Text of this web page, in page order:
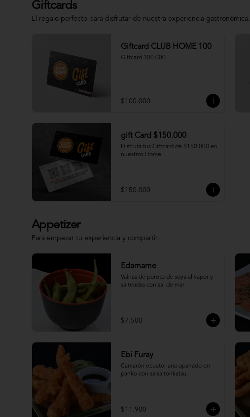
Giftcards
El regalo perfecto para disfrutar de nuestra experiencia gastronómica.
Giftcard CLUB HOME 100
Giftcard 100.000
$100.000
gift Card $150.000
Disfruta tus Giftcard de $150.000 en
nuestros Home
$150.000
Appetizer
Para empezar tu experiencia y compartir.
Edamame
Vainas de poroto de soya al vapor y
salteadas con sal de mar
$7.500
Ebi Furay
Camarón ecuatoriano apanado en
panko con salsa tonkatsu.
$11.900